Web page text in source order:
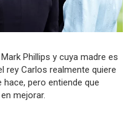
Phillips y cuya madre es
rey Carlos realmente quiere
pero entiende que
mejorar.